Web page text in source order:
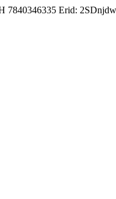
Erid: